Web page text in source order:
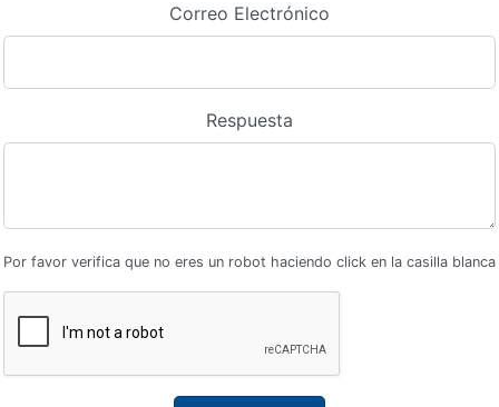
Correo Electrónico
Respuesta
Por favor verifica que no eres un robot haciendo click en la casilla blanca